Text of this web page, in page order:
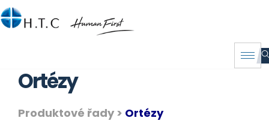
Ortézy
Produktové řady > Ortézy